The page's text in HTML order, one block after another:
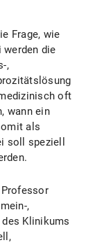
Frage, wie
werden die
,
oft
wann ein
als
soll speziell
,
Klinikums